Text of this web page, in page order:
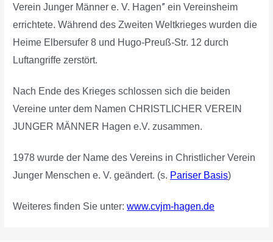
Verein Junger Männer e. V. Hagen” ein Vereinsheim
errichtete. Während des Zweiten Weltkrieges wurden die
Heime Elbersufer 8 und Hugo-Preuß-Str. 12 durch
Luftangriffe zerstört.
Nach Ende des Krieges schlossen sich die beiden
Vereine unter dem Namen CHRISTLICHER VEREIN
JUNGER MÄNNER Hagen e.V. zusammen.
1978 wurde der Name des Vereins in Christlicher Verein
Junger Menschen e. V. geändert. (s. Pariser Basis)
Weiteres finden Sie unter:www.cvjm-hagen.de